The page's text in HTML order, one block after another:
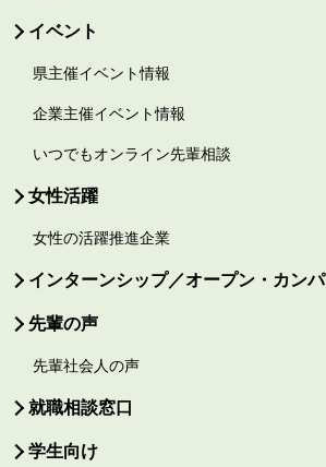
イベント
県主催イベント情報
企業主催イベント情報
いつでもオンライン先輩相談
女性活躍
女性の活躍推進企業
インターンシップ／オープン・カン
先輩の声
先輩社会人の声
就職相談窓口
学生向け